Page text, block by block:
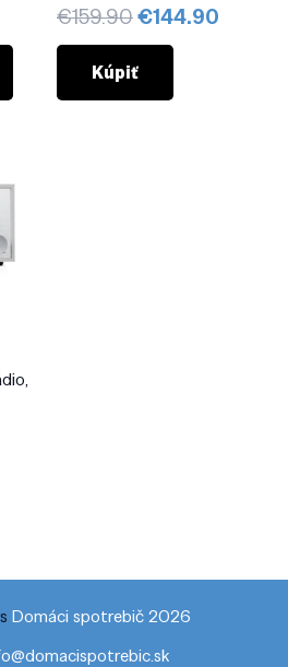
€159.90Pôvodná
cena
bola:
€159.90.
€144.90
Kúpiť
Domáci spotrebič 2026